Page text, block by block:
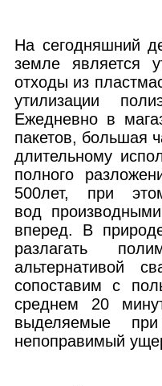
На сегодняшний
земле является
отходы из
утилизации
Ежедневно в
пакетов, большая
длительному
полного
500лет, при
вод производными
вперед. В
разлагать
альтернативой
сопоставим с
среднем 20
выделяемые
непоправимый